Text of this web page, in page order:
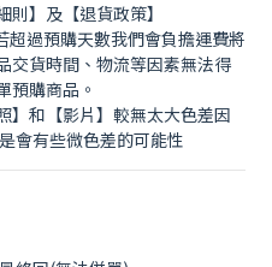
】及【退貨政策】
過預購天數我們會負擔運費將
交貨時間、物流等因素無法得
預購商品。
】和【影片】較無太大色差因
會有些微色差的可能性